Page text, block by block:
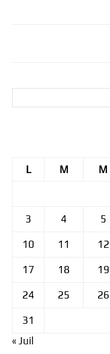
L M M
3 4 5
10 11 12
17 18 19
24 25 26
31
« Juil